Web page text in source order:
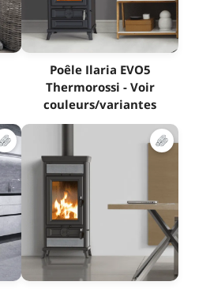
Poêle Ilaria EVO5
Thermorossi - Voir
couleurs/variantes